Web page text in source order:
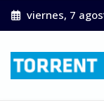
Saltar
al
viernes, 7